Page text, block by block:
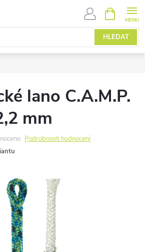
HLEDAT
NÁKUPNÍ
KOŠÍK
lano C.A.M.P.
mm
Podrobnosti hodnocení